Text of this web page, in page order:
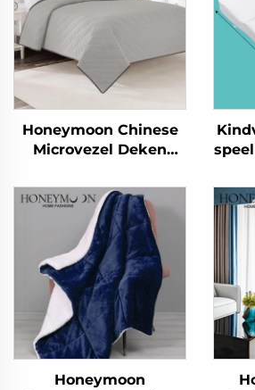
Honeymoon Chinese
Microvezel Deken
Dekbedovertrekken
Honeymoon